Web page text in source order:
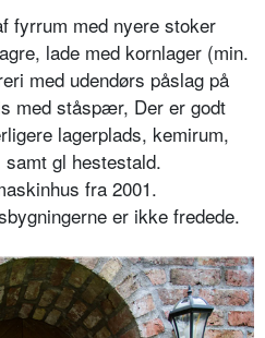
fyrrum med nyere stoker
lade med kornlager (min.
med udendørs påslag på
med ståspær, Der er godt
lagerplads, kemirum,
gl hestestald.
fra 2001.
er ikke fredede.